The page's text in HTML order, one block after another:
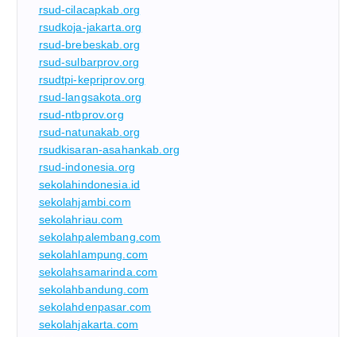
rsud-cilacapkab.org
rsudkoja-jakarta.org
rsud-brebeskab.org
rsud-sulbarprov.org
rsudtpi-kepriprov.org
rsud-langsakota.org
rsud-ntbprov.org
rsud-natunakab.org
rsudkisaran-asahankab.org
rsud-indonesia.org
sekolahindonesia.id
sekolahjambi.com
sekolahriau.com
sekolahpalembang.com
sekolahlampung.com
sekolahsamarinda.com
sekolahbandung.com
sekolahdenpasar.com
sekolahjakarta.com